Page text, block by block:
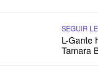
SEGUIR
L-Gante
Tamara